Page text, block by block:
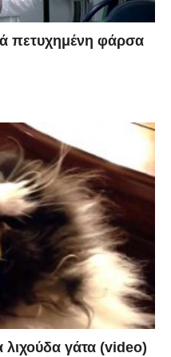
πετυχημένη φάρσα
λιχούδα γάτα (video)